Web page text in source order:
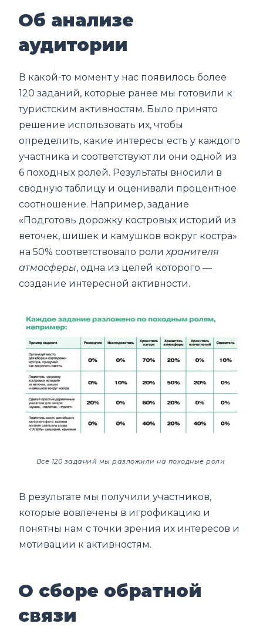
Об анализе
аудитории
В какой-то момент у нас появилось более
120 заданий, которые ранее мы готовили к
туристским активностям. Было принято
решение использовать их, чтобы
определить, какие интересы есть у каждого
участника и соответствуют ли они одной из
6 походных ролей. Результаты вносили в
сводную таблицу и оценивали процентное
соотношение. Например, задание
«Подготовь дорожку костровых историй из
веточек, шишек и камушков вокруг костра»
на 50% соответствовало ролихранителя
атмосферы, одна из целей которого —
создание интересной активности.
Все 120 заданий мы разложили на походные роли
В результате мы получили участников,
которые вовлечены в игрофикацию и
понятны нам с точки зрения их интересов и
мотивации к активностям.
О сборе обратной
связи